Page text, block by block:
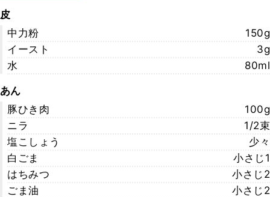
皮
中力粉
150g
イースト
3g
水
80ml
あん
豚ひき肉
100g
ニラ
1/2束
塩こしょう
少々
白ごま
小さじ1
はちみつ
小さじ2
ごま油
小さじ2